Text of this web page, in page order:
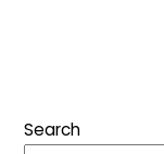
Search